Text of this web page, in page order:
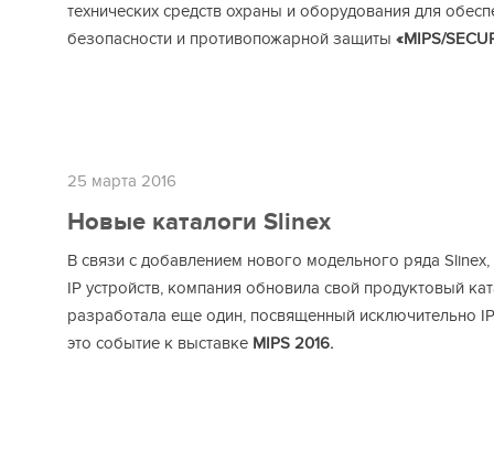
технических средств охраны и оборудования для
безопасности и противопожарной защиты «MIPS/
25 марта 2016
Новые каталоги Slinex
В связи с добавлением нового модельного ряда
IP устройств, компания обновила свой продуктовый
разработала еще один, посвященный исключительно
это событие к выставке MIPS 2016.